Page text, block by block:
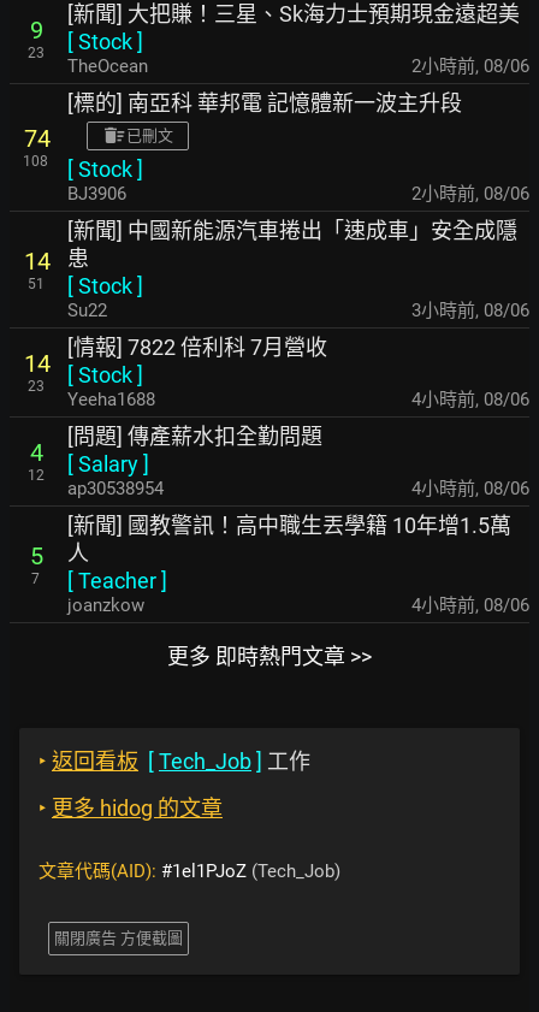
9
23
[新聞] 大把賺！三星、Sk海力士預期現金遠超美
[Stock]
TheOcean 2小時前, 08/06
74
108
[標的] 南亞科 華邦電 記憶體新一波主升段
已刪文
[Stock]
BJ3906 2小時前, 08/06
14
51
[新聞] 中國新能源汽車捲出「速成車」安全成隱
患
[Stock]
Su22 3小時前, 08/06
14
23
[情報] 7822 倍利科 7月營收
[Stock]
Yeeha1688 4小時前, 08/06
4
12
[問題] 傳產薪水扣全勤問題
[Salary]
ap30538954 4小時前, 08/06
5
7
[新聞] 國教警訊！高中職生丟學籍 10年增1.5萬
人
[Teacher]
joanzkow 4小時前, 08/06
更多 即時熱門文章 >>
‣ 返回看板 [Tech_Job] 工作
‣ 更多 hidog 的文章
文章代碼(AID): #1el1PJoZ (Tech_Job)
關閉廣告 方便截圖